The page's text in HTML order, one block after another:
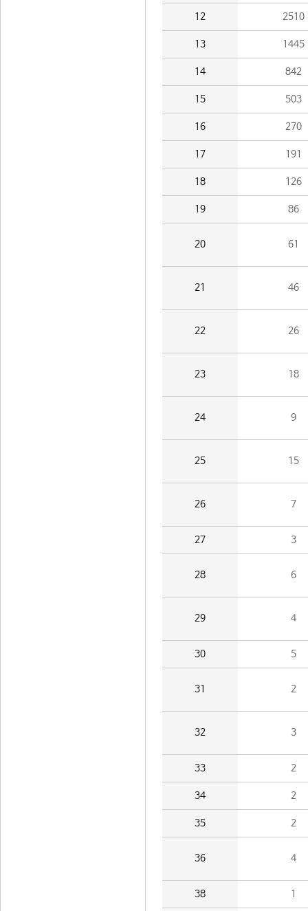
12 2510
13 1445
14 842
15 503
16 270
17 191
18 126
19 86
20 61
21 46
22 26
23 18
24 9
25 15
26 7
27 3
28 6
29 4
30 5
31 2
32 3
33 2
34 2
35 2
36 4
38 1